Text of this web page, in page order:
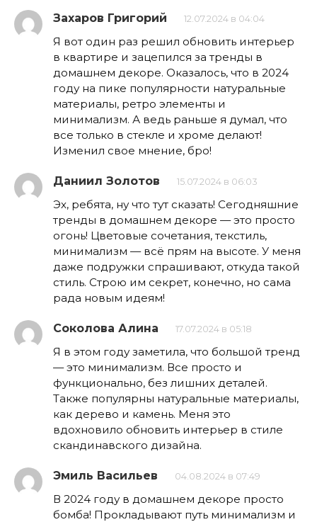
Захаров Григорий 12.07.2024 в 04:04
Я вот один раз решил обновить интерьер
в квартире и зацепился за тренды в
домашнем декоре. Оказалось, что в 2024
году на пике популярности натуральные
материалы, ретро элементы и
минимализм. А ведь раньше я думал, что
все только в стекле и хроме делают!
Изменил свое мнение, бро!
Даниил Золотов 15.07.2024 в 06:03
Эх, ребята, ну что тут сказать! Сегодняшние
тренды в домашнем декоре — это просто
огонь! Цветовые сочетания, текстиль,
минимализм — всё прям на высоте. У меня
даже подружки спрашивают, откуда такой
стиль. Строю им секрет, конечно, но сама
рада новым идеям!
Соколова Алина 17.07.2024 в 05:18
Я в этом году заметила, что большой тренд
— это минимализм. Все просто и
функционально, без лишних деталей.
Также популярны натуральные материалы,
как дерево и камень. Меня это
вдохновило обновить интерьер в стиле
скандинавского дизайна.
Эмиль Васильев 04.08.2024 в 07:49
В 2024 году в домашнем декоре просто
бомба! Прокладывают путь минимализм и